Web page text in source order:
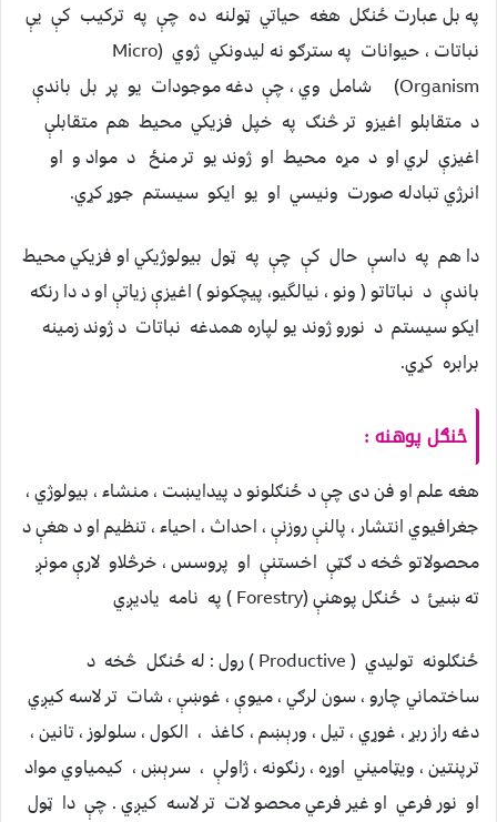
په بل عبارت ځنګل هغه حياتي ټولنه ده چې په ترکيب کې يې
نباتات ، حيوانات په سترګو نه ليدونکي ژوي (Micro
Organism) شامل وي ، چې دغه موجودات يو پر بل باندې
د متقابلو اغيزو تر څنګ په خپل فزيکي محيط هم متقابلې
اغيزې لري او د مړه محيط او ژوند يو تر منځ د مواد و او
انرژي تبادله صورت ونيسي او يو ايکو سيستم جوړ کړي.
دا هم په داسې حال کې چې په ټول بيولوژيکي او فزيکي محيط
باندې د نباتاتو ( ونو ، نیالگیو، پيچکونو ) اغيزې زياتې او د دا رنګه
ايکو سيستم د نورو ژوند يو لپاره همدغه نباتات د ژوند زمينه
برابره کړي.
ځنګل پوهنه :
هغه علم او فن دی چې د ځنګلونو د پيدايښت ، منشاء ، بيولوژي ،
جغرافيوي انتشار ، پالنې روزنې ، احداث ، احياء ، تنظيم او د هغې د
محصولاتو څخه د ګټې اخستنې او پروسس ، خرڅلاو لارې مونږ
ته ښيئ د ځنګل پوهنې (Forestry ) په نامه ياديږي
ځنګلونه توليدي ( Productive ) رول : له ځنګل څخه د
ساختماني چارو ، سون لرګي ، ميوې ، غوښې ، شات تر لاسه کيږي
دغه راز ربړ ، غوړي ، تيل ، ورېښم ، کاغذ ، الکول ، سلولوز ، تانين ،
ترپنتين ، ويټامیني اوړه ، رنګونه ، ژاولې ، سرېښ ، کيمياوي مواد
او نور فرعي او غير فرعي محصو لات تر لاسه کيږي . چې دا ټول